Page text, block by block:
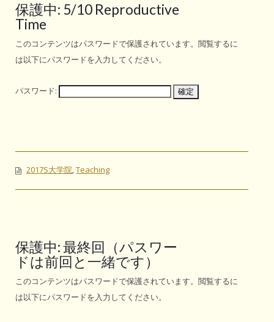
保護中: 5/10 Reproductive
Time
このコンテンツはパスワードで保護されています。閲覧するに
は以下にパスワードを入力してください。
パスワード:
2017S大学院,Teaching
保護中: 最終回（パスワー
ドは前回と一緒です）
このコンテンツはパスワードで保護されています。閲覧するに
は以下にパスワードを入力してください。